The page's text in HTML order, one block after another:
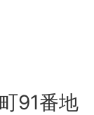
91番地